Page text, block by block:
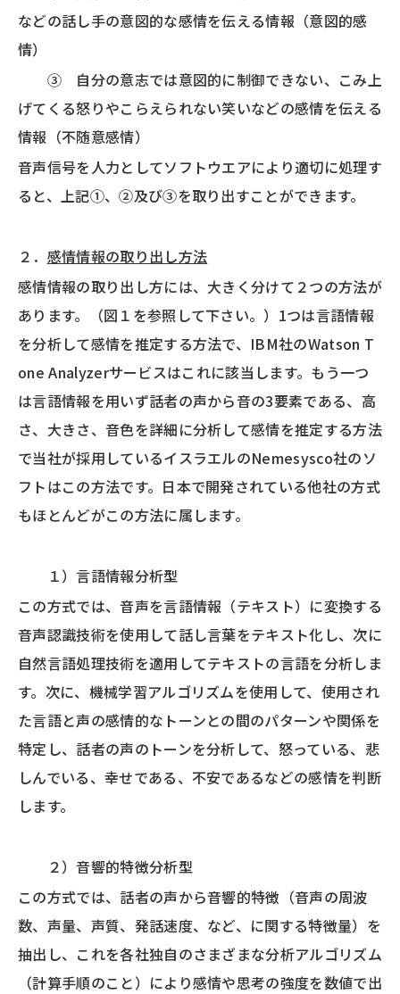
などの話し手の意図的な感情を伝える情報（意図的感
情）
③ 自分の意志では意図的に制御できない、こみ上
げてくる怒りやこらえられない笑いなどの感情を伝える
情報（不随意感情）
音声信号を人力としてソフトウエアにより適切に処理す
ると、上記①、②及び③を取り出すことができます。
２． 感情情報の取り出し方法
感情情報の取り出し方には、大きく分けて２つの方法が
あります。（図１を参照して下さい。）1つは言語情報
を分析して感情を推定する方法で、IBM社のWatson T
one Analyzerサービスはこれに該当します。もう一つ
は言語情報を用いず話者の声から音の3要素である、高
さ、大きさ、音色を詳細に分析して感情を推定する方法
で当社が採用しているイスラエルのNemesysco社のソ
フトはこの方法です。日本で開発されている他社の方式
もほとんどがこの方法に属します。
１）言語情報分析型
この方式では、音声を言語情報（テキスト）に変換する
音声認識技術を使用して話し言葉をテキスト化し、次に
自然言語処理技術を適用してテキストの言語を分析しま
す。次に、機械学習アルゴリズムを使用して、使用され
た言語と声の感情的なトーンとの間のパターンや関係を
特定し、話者の声のトーンを分析して、怒っている、悲
しんでいる、幸せである、不安であるなどの感情を判断
します。
２）音響的特徴分析型
この方式では、話者の声から音響的特徴（音声の周波
数、声量、声質、発話速度、など、に関する特徴量）を
抽出し、これを各社独自のさまざまな分析アルゴリズム
（計算手順のこと）により感情や思考の強度を数値で出